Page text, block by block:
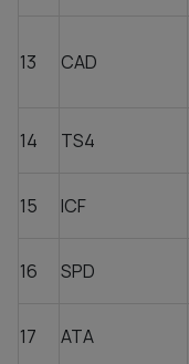
13 CAD
14 TS4
15 ICF
16 SPD
17 ATA